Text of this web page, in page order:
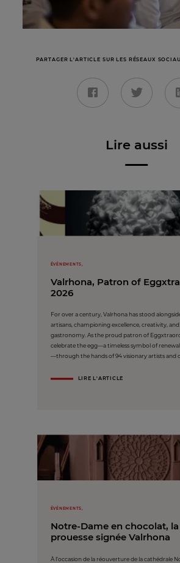
PARTAGER L'ARTICLE SUR LES RÉSEAUX
Lire aussi
ÉVÉNEMENTS,
Valrhona, Patron of
2026
For over a century, Valrhona has stood
artisans, championing excellence, creativity,
gastronomy. As the proud patron of
celebrate the egg—a timeless symbol of
—through the hands of 94 visionary artists and
LIRE L'ARTICLE
ÉVÉNEMENTS,
Notre-Dame en chocolat, la
prouesse signée Valrhona
À l’occasion de la réouverture de la cathédrale